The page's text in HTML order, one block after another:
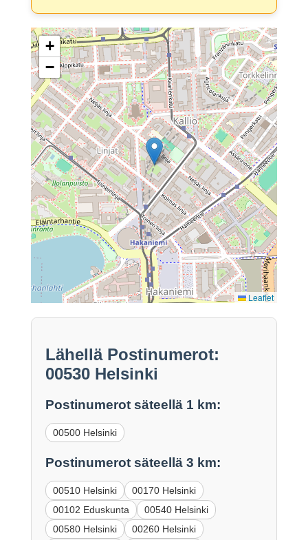
+
−
Leaflet
Lähellä Postinumerot:
00530 Helsinki
Postinumerot säteellä 1 km:
00500 Helsinki
Postinumerot säteellä 3 km:
00510 Helsinki
00170 Helsinki
00102 Eduskunta
00540 Helsinki
00580 Helsinki
00260 Helsinki